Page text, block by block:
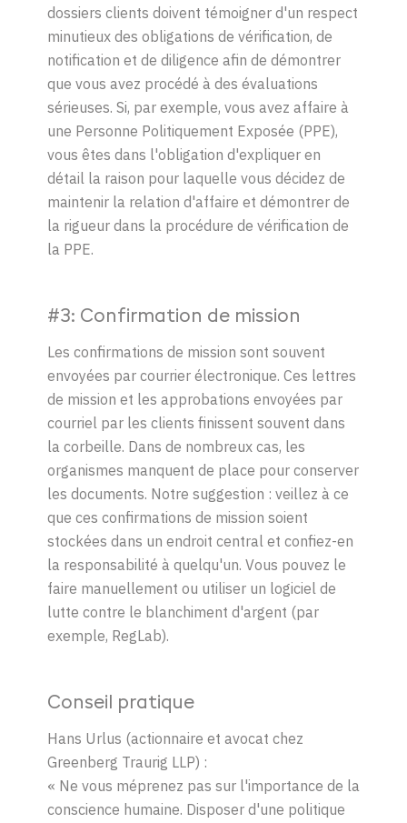
dossiers clients doivent témoigner d'un respect
minutieux des obligations de vérification, de
notification et de diligence afin de démontrer
que vous avez procédé à des évaluations
sérieuses. Si, par exemple, vous avez affaire à
une Personne Politiquement Exposée (PPE),
vous êtes dans l'obligation d'expliquer en
détail la raison pour laquelle vous décidez de
maintenir la relation d'affaire et démontrer de
la rigueur dans la procédure de vérification de
la PPE.
#3: Confirmation de mission
Les confirmations de mission sont souvent
envoyées par courrier électronique. Ces lettres
de mission et les approbations envoyées par
courriel par les clients finissent souvent dans
la corbeille. Dans de nombreux cas, les
organismes manquent de place pour conserver
les documents. Notre suggestion : veillez à ce
que ces confirmations de mission soient
stockées dans un endroit central et confiez-en
la responsabilité à quelqu'un. Vous pouvez le
faire manuellement ou utiliser un logiciel de
lutte contre le blanchiment d'argent (par
exemple, RegLab).
Conseil pratique
Hans Urlus (actionnaire et avocat chez
Greenberg Traurig LLP) :
« Ne vous méprenez pas sur l'importance de la
conscience humaine. Disposer d'une politique